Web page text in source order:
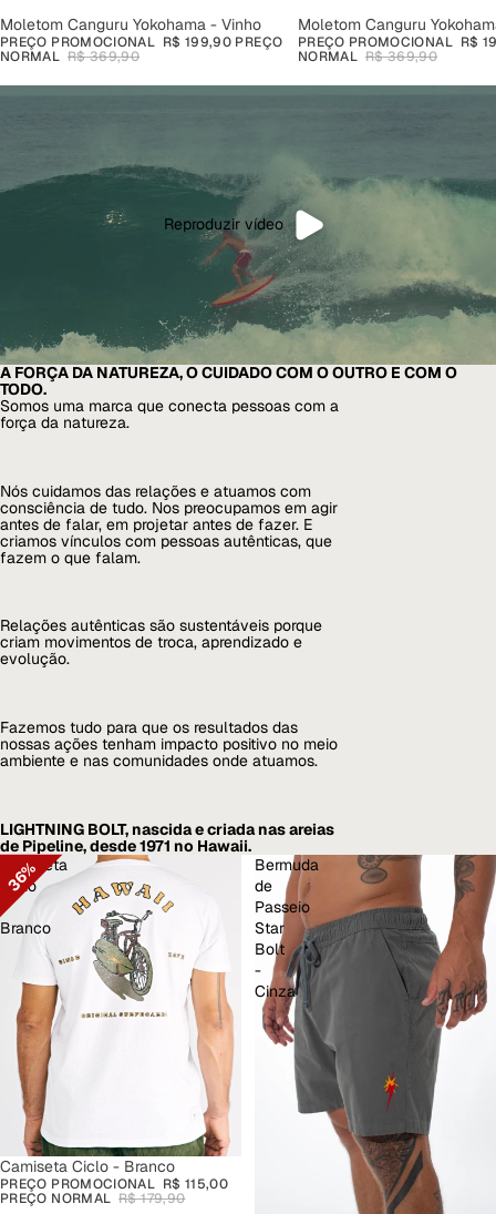
PROMOÇÃO
Moletom Canguru Yokohama - Vinho
PREÇO PROMOCIONAL R$ 199,90 PREÇO
NORMAL R$ 369,90
PROMOÇÃO
Moletom Canguru
PREÇO PROMOCIONAL R$
NORMAL R$ 369,90
Reproduzir vídeo
A FORÇA DA NATUREZA, O CUIDADO COM O OUTRO E COM O
TODO.
Somos uma marca que conecta pessoas com a
força da natureza.
Nós cuidamos das relações e atuamos com
consciência de tudo. Nos preocupamos em agir
antes de falar, em projetar antes de fazer. E
criamos vínculos com pessoas autênticas, que
fazem o que falam.
Relações autênticas são sustentáveis porque
criam movimentos de troca, aprendizado e
evolução.
Fazemos tudo para que os resultados das
nossas ações tenham impacto positivo no meio
ambiente e nas comunidades onde atuamos.
LIGHTNING BOLT, nascida e criada nas areias
de Pipeline, desde 1971 no Hawaii.
36%
Camiseta
Ciclo
-
Branco
PROMOÇÃO
Camiseta Ciclo - Branco
PREÇO PROMOCIONAL R$ 115,00
PREÇO NORMAL R$ 179,90
Bermuda
de
Passeio
Star
Bolt
-
Cinza